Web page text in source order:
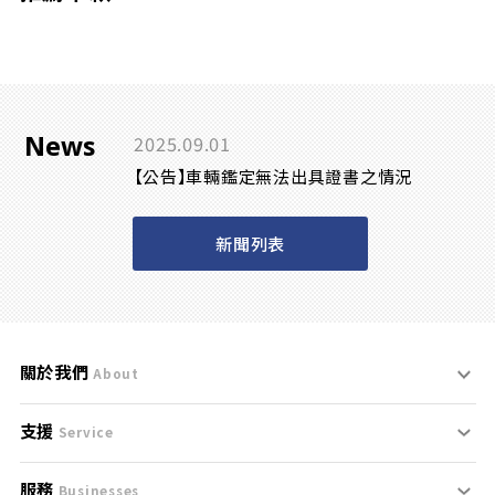
News 2025.09.01
【公告】車輛鑑定無法出具證書之情況
新聞列表
關於我們 About
刊登規範
支援 Service
服務 Businesses